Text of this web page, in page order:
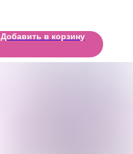
Добавить в корзину